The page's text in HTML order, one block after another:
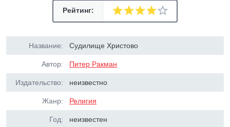
Рейтинг:
Название: Судилище Христово
Автор: Питер Ракман
Издательство: неизвестно
Жанр: Религия
Год: неизвестен